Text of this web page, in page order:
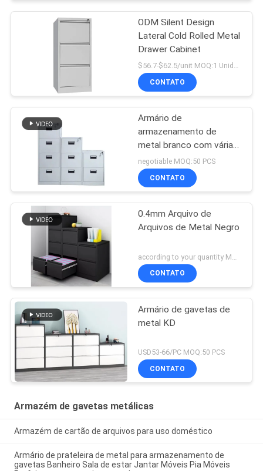
ODM Silent Design
Lateral Cold Rolled Metal
Drawer Cabinet
CONTATO
Armário de
armazenamento de
metal branco com várias
gavetas
negotiable MOQ:50 PCS
CONTATO
0.4mm Arquivo de
Arquivos de Metal Negro
CONTATO
Armário de gavetas de
metal KD
USD53-66/PC MOQ:50 PCS
CONTATO
Armazém de gavetas metálicas
Armazém de cartão de arquivos para uso doméstico
Armário de prateleira de metal para armazenamento de
gavetas Banheiro Sala de estar Jantar Móveis Pia Móveis